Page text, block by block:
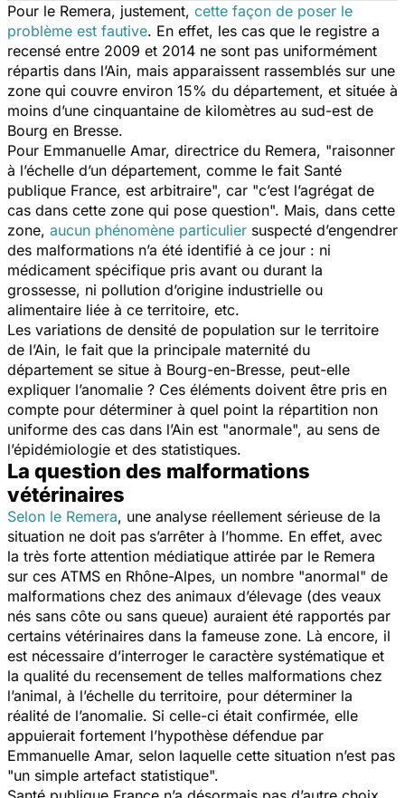
Pour le Remera, justement, cette façon de poser le
problème est fautive. En effet, les cas que le registre a
recensé entre 2009 et 2014 ne sont pas uniformément
répartis dans l’Ain, mais apparaissent rassemblés sur une
zone qui couvre environ 15% du département, et située à
moins d’une cinquantaine de kilomètres au sud-est de
Bourg en Bresse.
Pour Emmanuelle Amar, directrice du Remera, "raisonner
à l’échelle d’un département, comme le fait Santé
publique France, est arbitraire", car "c’est l’agrégat de
cas dans cette zone qui pose question". Mais, dans cette
zone, aucun phénomène particulier suspecté d’engendrer
des malformations n’a été identifié à ce jour : ni
médicament spécifique pris avant ou durant la
grossesse, ni pollution d’origine industrielle ou
alimentaire liée à ce territoire, etc.
Les variations de densité de population sur le territoire
de l’Ain, le fait que la principale maternité du
département se situe à Bourg-en-Bresse, peut-elle
expliquer l’anomalie ? Ces éléments doivent être pris en
compte pour déterminer à quel point la répartition non
uniforme des cas dans l’Ain est "anormale", au sens de
l’épidémiologie et des statistiques.
La question des malformations
vétérinaires
Selon le Remera, une analyse réellement sérieuse de la
situation ne doit pas s’arrêter à l’homme. En effet, avec
la très forte attention médiatique attirée par le Remera
sur ces ATMS en Rhône-Alpes, un nombre "anormal" de
malformations chez des animaux d’élevage (des veaux
nés sans côte ou sans queue) auraient été rapportés par
certains vétérinaires dans la fameuse zone. Là encore, il
est nécessaire d’interroger le caractère systématique et
la qualité du recensement de telles malformations chez
l’animal, à l’échelle du territoire, pour déterminer la
réalité de l’anomalie. Si celle-ci était confirmée, elle
appuierait fortement l’hypothèse défendue par
Emmanuelle Amar, selon laquelle cette situation n’est pas
"un simple artefact statistique".